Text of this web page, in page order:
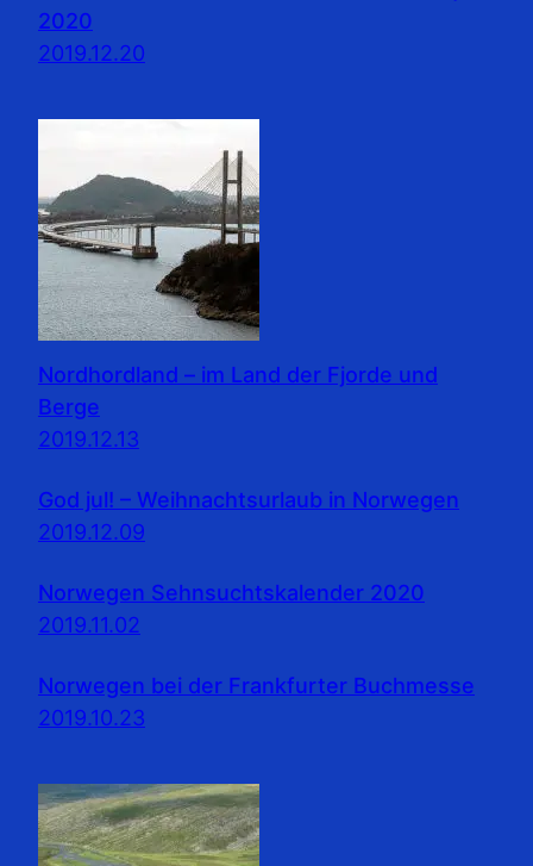
2020
2019.12.20
Nordhordland – im Land der Fjorde und
Berge
2019.12.13
God jul! – Weihnachtsurlaub in Norwegen
2019.12.09
Norwegen Sehnsuchtskalender 2020
2019.11.02
Norwegen bei der Frankfurter Buchmesse
2019.10.23